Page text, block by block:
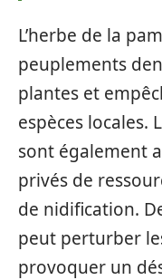
L’herbe de la
peuplements
plantes et
espèces locales.
sont également
privés de
de nidification.
peut perturber
provoquer un